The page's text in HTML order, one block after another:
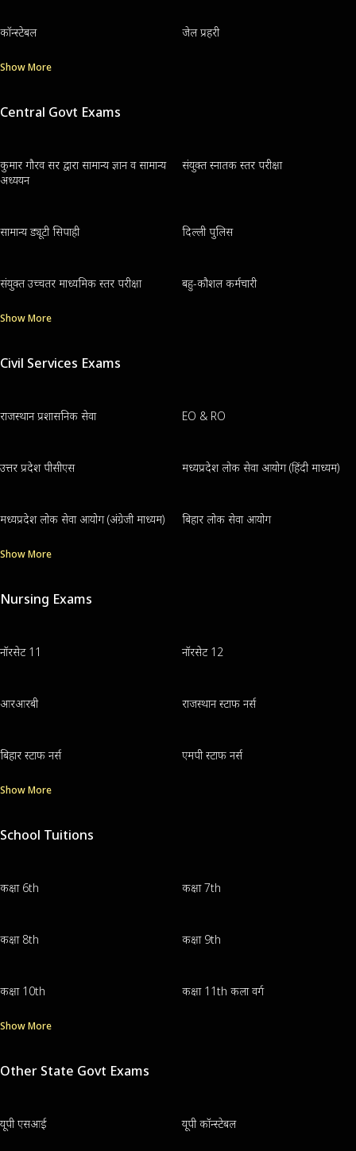
कॉन्स्टेबल जेल प्रहरी
Show More
Central Govt Exams
कुमार गौरव सर द्वारा सामान्य ज्ञान व सामान्य
अध्ययन
संयुक्त स्नातक स्तर परीक्षा
सामान्य ड्यूटी सिपाही दिल्ली पुलिस
संयुक्त उच्चतर माध्यमिक स्तर परीक्षा बहु-कौशल कर्मचारी
Show More
Civil Services Exams
राजस्थान प्रशासनिक सेवा EO & RO
उत्तर प्रदेश पीसीएस मध्यप्रदेश लोक सेवा आयोग (हिंदी माध्यम)
मध्यप्रदेश लोक सेवा आयोग (अंग्रेजी माध्यम) बिहार लोक सेवा आयोग
Show More
Nursing Exams
नॉरसेट 11 नॉरसेट 12
आरआरबी राजस्थान स्टाफ नर्स
बिहार स्टाफ नर्स एमपी स्टाफ नर्स
Show More
School Tuitions
कक्षा 6th कक्षा 7th
कक्षा 8th कक्षा 9th
कक्षा 10th कक्षा 11th कला वर्ग
Show More
Other State Govt Exams
यूपी एसआई यूपी कॉन्स्टेबल